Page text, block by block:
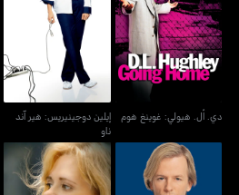
دي. أل. هيولي: غوينغ هوم
دي. أل. هيولي: غوينغ هوم
إيلين دوجينيريس: هير آند
ناو
إيلين دوجينيريس: هير آند
ناو